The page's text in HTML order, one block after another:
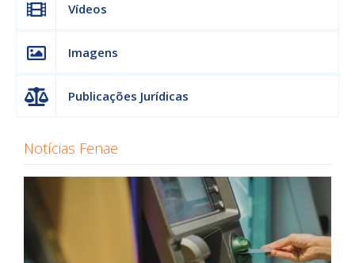
Vídeos
Imagens
Publicações Jurídicas
Notícias Fenae